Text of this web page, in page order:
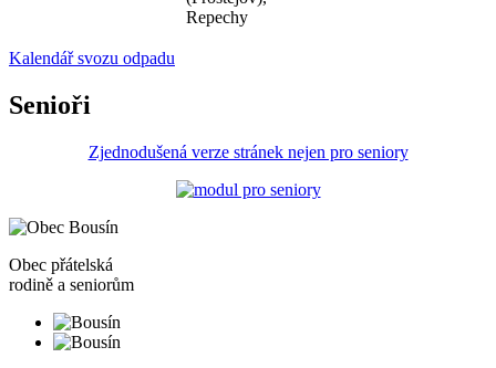
Repechy
Kalendář svozu odpadu
Senioři
Zjednodušená verze stránek nejen pro seniory
Obec přátelská
rodině a seniorům